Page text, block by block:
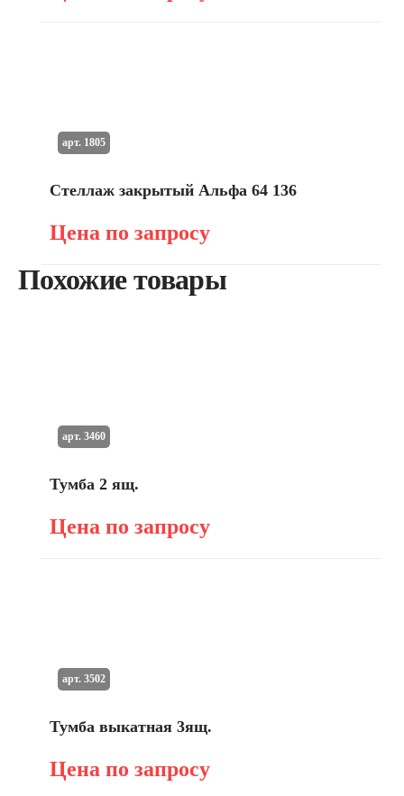
Стеллаж закрытый Альфа 64 136
Цена по запросу
арт. 1805
Похожие товары
Тумба 2 ящ.
Цена по запросу
арт. 3460
Тумба выкатная 3ящ.
Цена по запросу
арт. 3502